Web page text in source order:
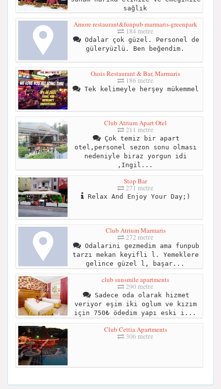
sağlık
Amore restaurant&funpub marmaris-greenpark
184 metre
Odalar çok güzel. Personel de
güleryüzlü. Ben beğendim.
Oasis Restaurant & Bar, Marmaris
186 metre
Tek kelimeyle herşey mükemmel
Club Atrium Apart Otel
211 metre
Çok temiz bir apart
otel,personel sezon sonu olması
nedeniyle biraz yorgun idi
,Ingil...
Stop Bar
271 metre
Relax And Enjoy Your Day;)
Club Atrium Marmaris
272 metre
Odalarini gezmedim ama funpub
tarzı mekan keyifli l. Yemeklere
gelince güzel l, başar...
club sunsmile apartments
290 metre
Sadece oda olarak hizmet
veriyor eşim iki oglum ve kızım
için 750₺ ödedim yapı eski i...
Club Cettia Apartments
306 metre